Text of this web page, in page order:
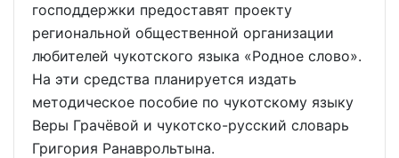
господдержки предоставят проекту
региональной общественной организации
любителей чукотского языка «Родное слово».
На эти средства планируется издать
методическое пособие по чукотскому языку
Веры Грачёвой и чукотско-русский словарь
Григория Ранаврольтына.